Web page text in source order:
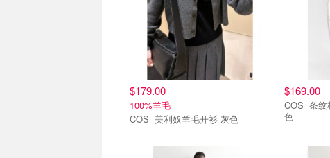
$179.00
100%羊毛
COS 美利奴羊毛开衫 灰色
$169.00
COS 条纹棉真丝高领衬衫 象牙棕
色